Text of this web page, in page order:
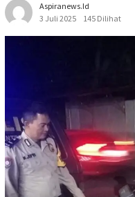
Aspiranews.id
3 Juli 2025
145 Dilihat